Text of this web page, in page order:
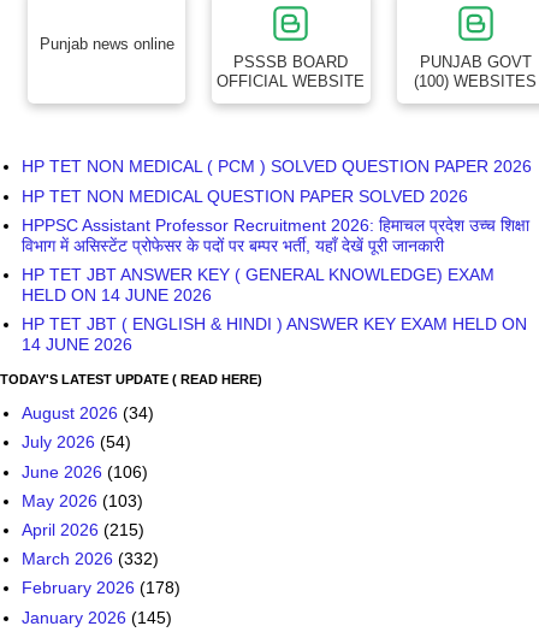
Punjab news online
PSSSB BOARD
OFFICIAL WEBSITE
PUNJAB GOVT
(100) WEBSITES
HP TET NON MEDICAL ( PCM ) SOLVED QUESTION PAPER 2026
HP TET NON MEDICAL QUESTION PAPER SOLVED 2026
HPPSC Assistant Professor Recruitment 2026: हिमाचल प्रदेश उच्च शिक्षा
विभाग में असिस्टेंट प्रोफेसर के पदों पर बम्पर भर्ती, यहाँ देखें पूरी जानकारी
HP TET JBT ANSWER KEY ( GENERAL KNOWLEDGE) EXAM
HELD ON 14 JUNE 2026
HP TET JBT ( ENGLISH & HINDI ) ANSWER KEY EXAM HELD ON
14 JUNE 2026
TODAY'S LATEST UPDATE ( READ HERE)
August 2026 (34)
July 2026 (54)
June 2026 (106)
May 2026 (103)
April 2026 (215)
March 2026 (332)
February 2026 (178)
January 2026 (145)